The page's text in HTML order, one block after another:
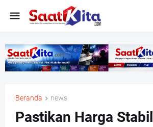
Beranda news
Pastikan Harga